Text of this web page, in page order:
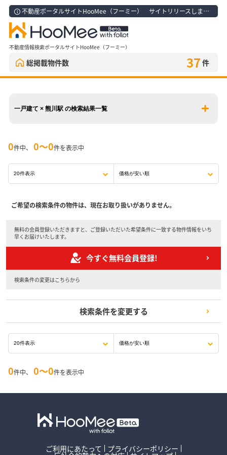
不動産ポータルサイトHooMee（フーミー） サイトリリースしました！
不動産情報検索ポータルサイトHooMee（フーミー）
総掲載物件数 37 件
一戸建て × 熊川駅 の検索結果一覧
0件中、 0〜0件を表示中
ご希望の検索条件の物件は、現在お取り扱いがありません。
無料の会員登録いただきますと、ご登録いただいた希望条件に一致する物件情報をいち
早くお届けいたします。
今すぐ無料会員登録!
検索条件の変更はこちらから
検索条件を変更する
0件中、 0〜0件を表示中
ご利用にあたって プライバシーポリシー